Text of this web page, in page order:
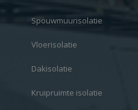
Spouwmuurisolatie
Vloerisolatie
Dakisolatie
Kruipruimte isolatie